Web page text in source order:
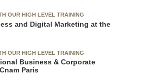
OUR HIGH LEVEL TRAINING
and Digital Marketing at the
OUR HIGH LEVEL TRAINING
Business & Corporate
Paris